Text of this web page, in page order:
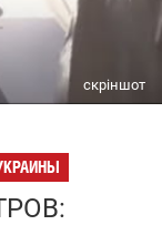
скріншот